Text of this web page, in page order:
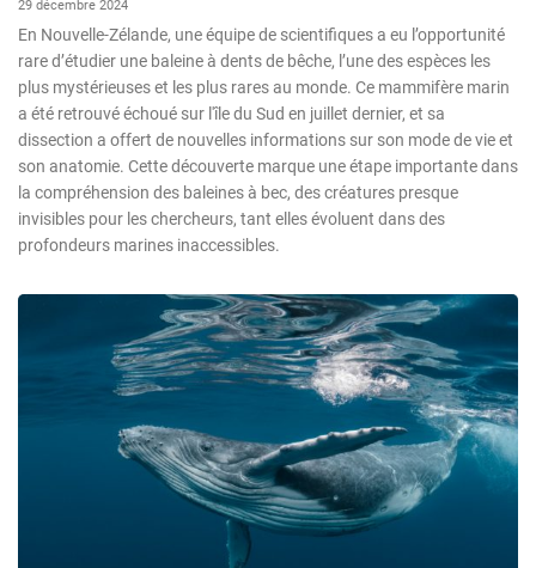
29 décembre 2024
En Nouvelle-Zélande, une équipe de scientifiques a eu l’opportunité
rare d’étudier une baleine à dents de bêche, l’une des espèces les
plus mystérieuses et les plus rares au monde. Ce mammifère marin
a été retrouvé échoué sur l'île du Sud en juillet dernier, et sa
dissection a offert de nouvelles informations sur son mode de vie et
son anatomie. Cette découverte marque une étape importante dans
la compréhension des baleines à bec, des créatures presque
invisibles pour les chercheurs, tant elles évoluent dans des
profondeurs marines inaccessibles.